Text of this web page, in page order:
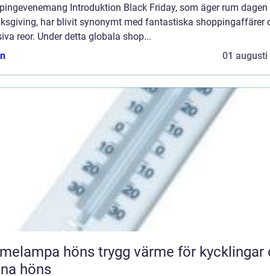
Introduktion Black Friday, som äger rum dagen
har blivit synonymt med fantastiska shoppingaffärer
reor. Under detta globala shop...
01 augusti
höns trygg värme för kycklingar och
höns